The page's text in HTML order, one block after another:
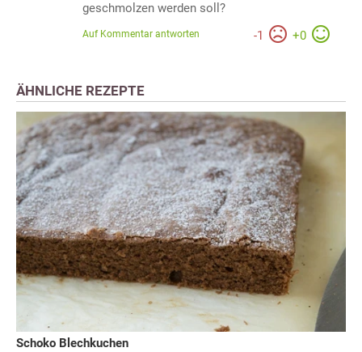
geschmolzen werden soll?
-1 +0
Auf Kommentar antworten
ÄHNLICHE REZEPTE
Schoko Blechkuchen